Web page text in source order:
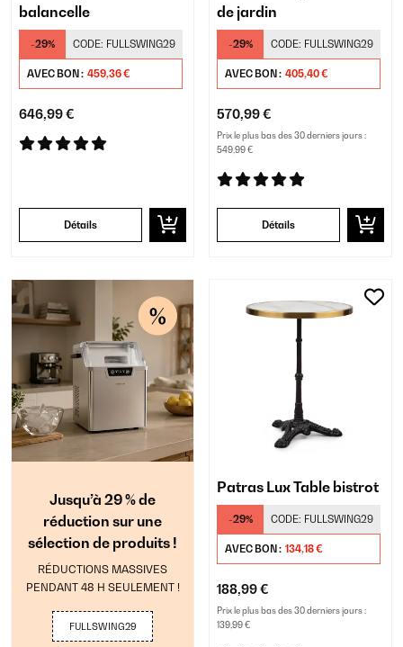
balancelle
-29% CODE: FULLSWING29
AVEC BON : 459,36 €
646,99 €
Détails
de jardin
-29% CODE: FULLSWING29
AVEC BON : 405,40 €
570,99 €
Prix le plus bas des 30 derniers jours :
549,99 €
Détails
Jusqu’à 29 % de
réduction sur une
sélection de produits !
RÉDUCTIONS MASSIVES
PENDANT 48 H SEULEMENT !
FULLSWING29
Patras Lux Table bistrot
-29% CODE: FULLSWING29
AVEC BON : 134,18 €
188,99 €
Prix le plus bas des 30 derniers jours :
139,99 €